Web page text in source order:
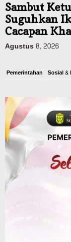
Sambut
Suguhkan
Cacapan
Agustus 8, 2026
Pemerintahan Sosial &
Digital,
Jauh,
Agustus 7, 2026
Dinas PUPR Kalsel
Jalan
Dibuka
Angkutan